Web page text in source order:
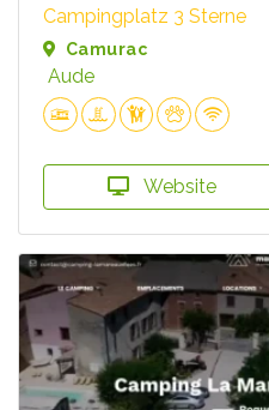
Campingplatz 3 Sterne
Camurac
Aude
Website